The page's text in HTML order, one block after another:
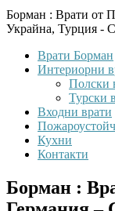
Борман : Врати от
Украйна, Турция -
Врати Борман
Интериорни
Полски
Турски
Входни врати
Кухни
Контакти
Борман :